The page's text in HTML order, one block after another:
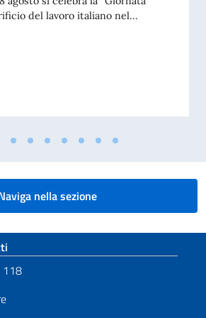
del lavoro italiano nel...
DEL VICE PRESIDENTE DEL CONSIGLIO DEI
nella sezione
118